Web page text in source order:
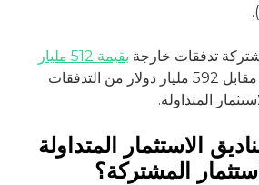
تدفقات خارجة
بقيمة 512 مليار
، مقابل 592 مليار دولار من التدفقات
المتداولة.
الاستثمار المتداولة
المشتركة؟